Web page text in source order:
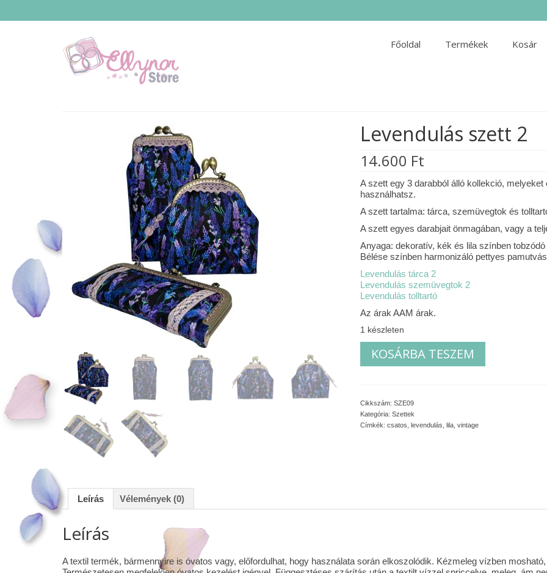
Főoldal Termékek Kosár
Levendulás szett 2
14.600 Ft
A szett egy 3 darabból álló kollekció,
használhatsz.
A szett tartalma: tárca, szemüvegtok és
A szett egyes darabjait önmagában, vagy a
Anyaga: dekoratív, kék és lila színben
Bélése színben harmonizáló pettyes
Levendulás tárca 2
Levendulás szemüvegtok 2
Levendulás tolltartó
Az árak AAM árak.
1 készleten
Levendulás
szett
2
KOSÁRBA TESZEM
Cikkszám: SZE09
Kategória: Szettek
Címkék: csatos levendulás lila, vintage
Leírás Vélemények (0)
Leírás
A textil termék, bármennyire is óvatos vagy, előfordulhat, hogy használata során elkoszolódik. Kézmeleg vízben